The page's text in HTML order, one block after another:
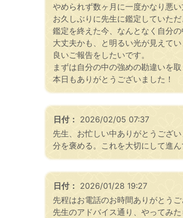
やめられず数ヶ月に一度かなり悪
お久しぶりに先生に鑑定していた
鑑定を終えた今、なんとなく自分
大丈夫かも、と明るい光が見えてい
良いご報告をしたいです。
まずは自分の中の強めの勘違いを
本日もありがとうございました！
日付： 2026/02/05 07:37
先生、お忙しい中ありがとうござ
分を褒める。これを大切にして進ん
日付： 2026/01/28 19:27
先程はお電話のお時間ありがとうご
先生のアドバイス通り、やってみ